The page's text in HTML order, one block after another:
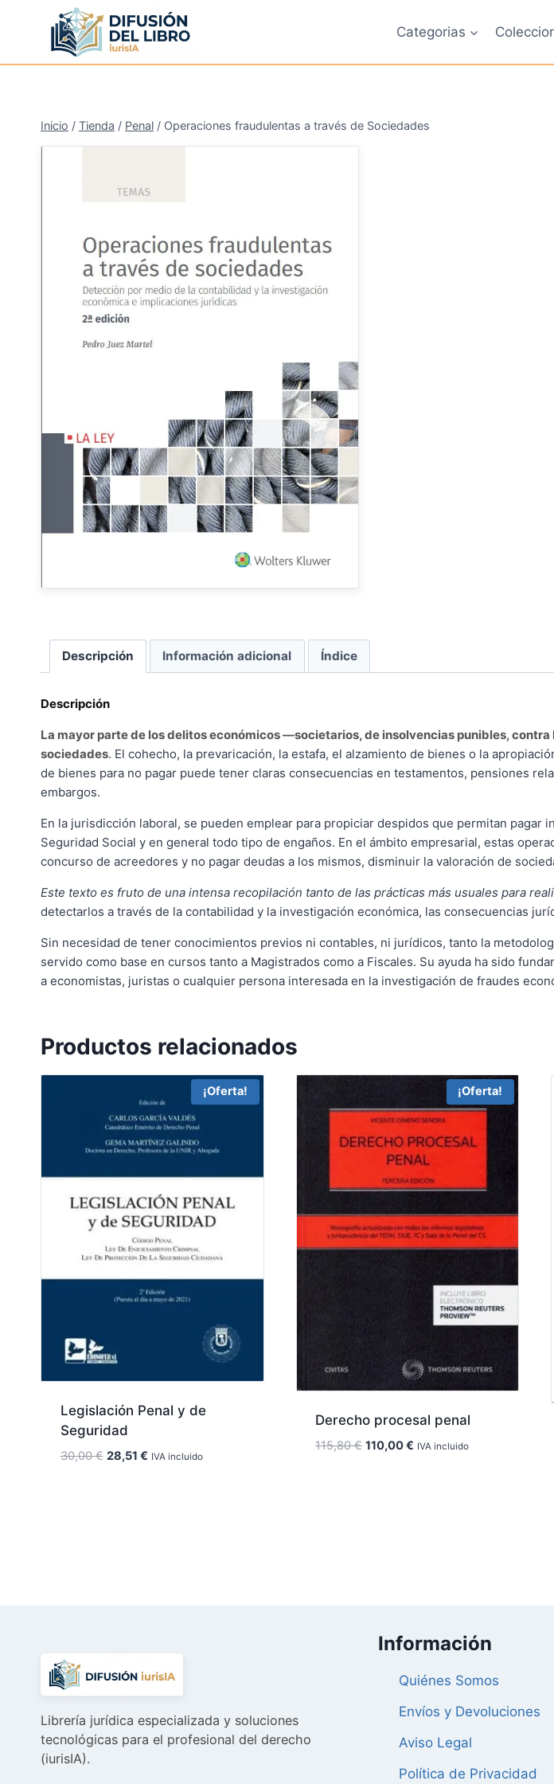
contenido
Categorias
Inicio / Tienda / Penal / Operaciones fraudulentas a través de Sociedades
Descripción Información adicional Índice
Descripción
La mayor parte de los delitos económicos —societarios, de insolvencias punibles,
sociedades. El cohecho, la prevaricación, la estafa, el alzamiento de bienes o la
de bienes para no pagar puede tener claras consecuencias en testamentos, pensiones
embargos.
En la jurisdicción laboral, se pueden emplear para propiciar despidos que permitan
Seguridad Social y en general todo tipo de engaños. En el ámbito empresarial, estas
concurso de acreedores y no pagar deudas a los mismos, disminuir la valoración de
Este texto es fruto de una intensa recopilación tanto de las prácticas más usuales para
detectarlos a través de la contabilidad y la investigación económica, las consecuencias
Sin necesidad de tener conocimientos previos ni contables, ni jurídicos, tanto la
servido como base en cursos tanto a Magistrados como a Fiscales. Su ayuda ha sido
a economistas, juristas o cualquier persona interesada en la investigación de fraudes
Productos relacionados
¡Oferta!
Legislación Penal y de
Seguridad
30,00€ El
28,51 €ElIVA incluido
¡Oferta!
Derecho procesal penal
115,80€ El
110,00€ El
IVA incluido
Librería jurídica especializada y soluciones
tecnológicas para el profesional del derecho
(iurisIA).
Información
Quiénes Somos
Envíos y Devoluciones
Aviso Legal
Política de Privacidad